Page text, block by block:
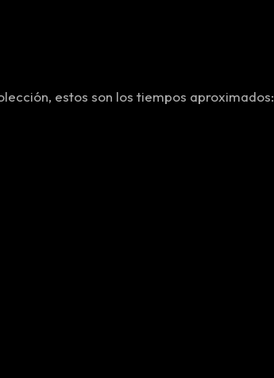
estos son los tiempos aproximados: